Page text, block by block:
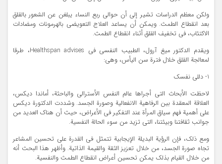
ولكن معظم الدراسات تشير إلى أن حوالي ربع النساء يبلغن عن الشعور بالقلق
بعد انقطاع الطمث. ويمكن أن يساعد العلاج التعويضي بالهرمونات ومضادات
الاكتئاب، في تخفيف القلق أثناء انقطاع الطمث.
ويقدم الدكتور ميغ آرول، الطبيب النفسي في Healthspan advises، طرقا
لمعالجة القلق خلال فترة سن اليأس، وهي:
1- دللي نفسك
لاحظت الأبحاث التي أجراها عالم النفس الأسترالي والباحثة، أماندا ديكس،
العلاقة المعقدة بين الرفاهية الانفعالية وصورة الجسد. وشددت الدكتورة ديكس
على أهمية فهم سياق المرأة عند التفكير في الأعراض، حيث أن هناك العديد من
جوانب ثقافتنا وبيئتنا، التي تزيد من سوء الحالة النفسية.
ومع ذلك، فإن الرؤية البديلة الإيجابية تتمثل في القدرة على تحسين المشاعر
تجاه صورة الجسد، من خلال تعزيز الثقة والقيمة الذاتية. وأظهر هذا البحث أنه
من خلال القيام بذلك يمكن تحسين أعراض انقطاع الطمث والنفسية.